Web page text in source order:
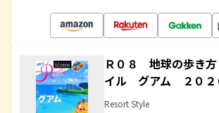
Ｒ０８ 地球の歩き
イル グアム ２０２
Resort Style